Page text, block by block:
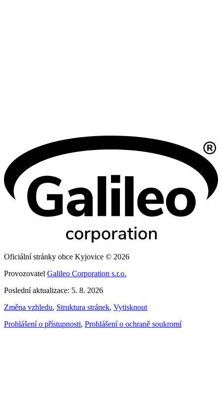
Oficiální stránky obce Kyjovice © 2026
Provozovatel Galileo Corporation s.r.o.
Poslední aktualizace: 5. 8. 2026
Změna vzhledu, Struktura stránek, Vytisknout
Prohlášení o přístupnosti, Prohlášení o ochraně soukromí